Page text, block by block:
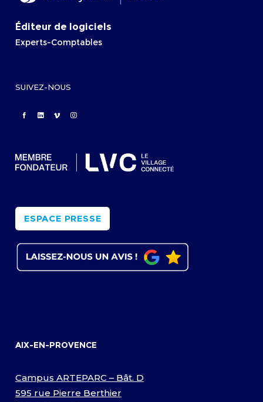
Éditeur de logiciels
Experts-Comptables
SUIVEZ-NOUS
ESPACE PRESSE
AIX-EN-PROVENCE
Campus ARTEPARC – Bât. D
595 rue Pierre Berthier